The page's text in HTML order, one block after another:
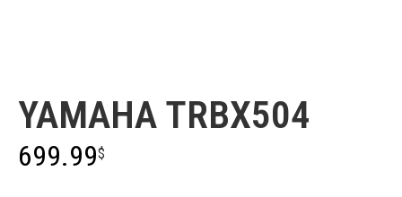
YAMAHA TRBX504
699.99$